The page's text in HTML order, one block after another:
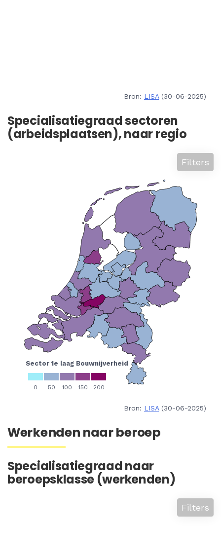
Bron: LISA(30-06-2025)
Specialisatiegraad sectoren
(arbeidsplaatsen), naar regio
Filters
Bron: LISA(30-06-2025)
Werkenden naar beroep
Specialisatiegraad naar
beroepsklasse (werkenden)
Filters